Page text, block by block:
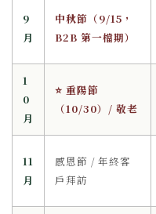
9
月
中秋節（9/15，
B2B 第一檔期）
1
0
月
⭐ 重陽節
（10/30）/ 敬老
11
月
感恩節 / 年終客
戶拜訪